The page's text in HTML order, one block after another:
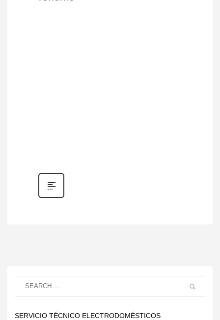
SERVICIO TÉCNICO ELECTRODOMÉSTICOS